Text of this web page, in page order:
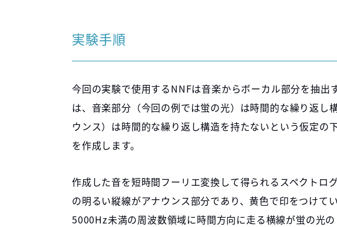
実験手順
今回の実験で使用するNNFは音楽からボーカル部分を抽出
は、音楽部分（今回の例では蛍の光）は時間的な繰り返し
ウンス）は時間的な繰り返し構造を持たないという仮定の
を作成します。
作成した音を短時間フーリエ変換して得られるスペクトロ
の明るい縦線がアナウンス部分であり、黄色で印をつけて
5000Hz未満の周波数領域に時間方向に走る横線が蛍の光の